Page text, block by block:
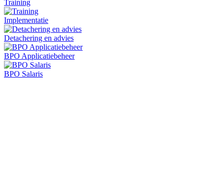
Training
Implementatie
Detachering en advies
BPO Applicatiebeheer
BPO Salaris